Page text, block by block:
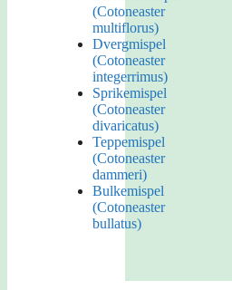
(Cotoneaster
multiflorus)
Dvergmispel
(Cotoneaster
integerrimus)
Sprikemispel
(Cotoneaster
divaricatus)
Teppemispel
(Cotoneaster
dammeri)
Bulkemispel
(Cotoneaster
bullatus)